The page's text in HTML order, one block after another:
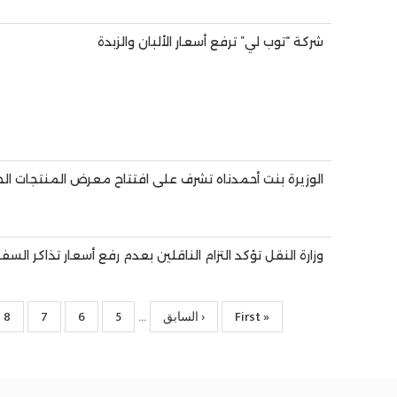
شركة “توب لي” ترفع أسعار الألبان والزبدة
الوزيرة بنت أحمدناه تشرف على افتتاح معرض المنتجات
وزارة النقل تؤكد التزام الناقلين بعدم رفع أسعار تذاكر
First
page
« First
Previous
page
‹ السابق … الصفحة
5 الصفحة
6 الصفحة
7
8